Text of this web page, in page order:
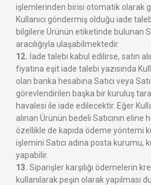
işlemlerinden birisi otomatik olarak
Kullanıcı göndermiş olduğu iade
bilgilere Ürünün etiketinde bulunan
aracılığıyla ulaşabilmektedir.
12. İade talebi kabul edilirse, satın
fiyatına eşit iade talebi yazısında
olan banka hesabına Satıcı veya
görevlendirilen başka bir kuruluş
havalesi ile iade edilecektir. Eğer
alınan Ürünün bedeli Satıcının
özellikle de kapıda ödeme yöntemi
işlemini Satıcı adına posta kurumu,
yapabilir.
13. Siparişler karşılığı ödemelerin
kullanılarak peşin olarak yapılması